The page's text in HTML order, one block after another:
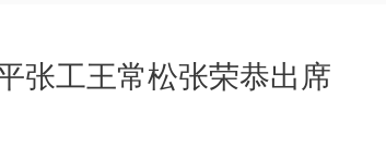
张工王常松张荣恭出席